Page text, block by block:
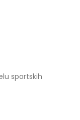
sportskih